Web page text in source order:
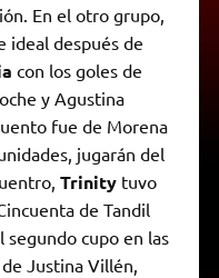
En el otro grupo,
ideal después de
con los goles de
y Agustina
fue de Morena
jugarán del
Trinitytuvo
de Tandil
segundo cupo en las
Justina Villén,